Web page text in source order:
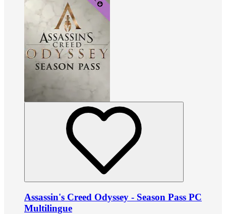
Assassin's Creed Odyssey - Season Pass PC
Multilingue